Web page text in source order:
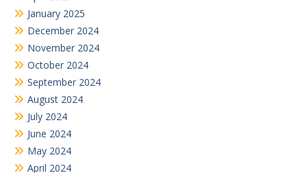
October 2023
September 2023
August 2023
July 2023
June 2023
May 2023
April 2023
March 2023
December 2022
November 2022